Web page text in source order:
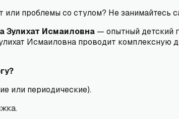
или проблемы со стулом? Не
Зулихат Исмаиловна — опытный детский
Исмаиловна проводит комплексную
или периодические).